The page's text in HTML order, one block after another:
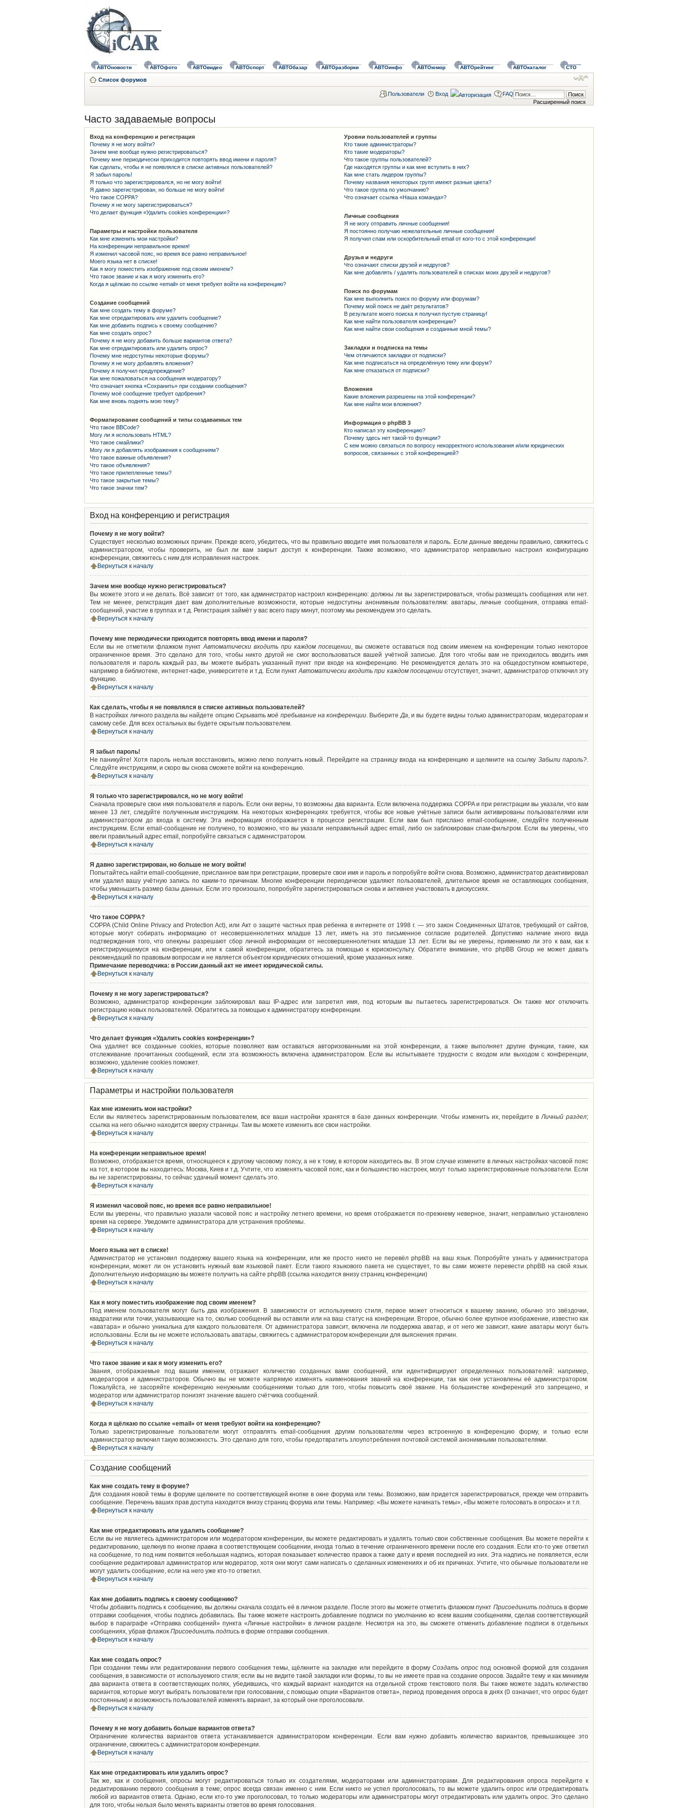
АВТОновости АВТОфото АВТОвидео АВТОспорт АВТОбазар АВТОразборки АВТОинфо АВТОюмор АВТОрейтинг АВТОкаталог СТО
Список форумов
Расширенный поиск
Пользователи Вход FAQ
Часто задаваемые вопросы
Вход на конференцию и регистрация
Почему я не могу войти?
Зачем мне вообще нужно регистрироваться?
Почему мне периодически приходится повторять ввод имени и пароля?
Как сделать, чтобы я не появлялся в списке активных пользователей?
Я забыл пароль!
Я только что зарегистрировался, но не могу войти!
Я давно зарегистрирован, но больше не могу войти!
Что такое COPPA?
Почему я не могу зарегистрироваться?
Что делает функция «Удалить cookies конференции»?
Параметры и настройки пользователя
Как мне изменить мои настройки?
На конференции неправильное время!
Я изменил часовой пояс, но время все равно неправильное!
Моего языка нет в списке!
Как я могу поместить изображение под своим именем?
Что такое звание и как я могу изменить его?
Когда я щёлкаю по ссылке «email» от меня требуют войти на конференцию?
Создание сообщений
Как мне создать тему в форуме?
Как мне отредактировать или удалить сообщение?
Как мне добавить подпись к своему сообщению?
Как мне создать опрос?
Почему я не могу добавить больше вариантов ответа?
Как мне отредактировать или удалить опрос?
Почему мне недоступны некоторые форумы?
Почему я не могу добавлять вложения?
Почему я получил предупреждение?
Как мне пожаловаться на сообщения модератору?
Что означает кнопка «Сохранить» при создании сообщения?
Почему моё сообщение требует одобрения?
Как мне вновь поднять мою тему?
Форматирование сообщений и типы создаваемых тем
Что такое BBCode?
Могу ли я использовать HTML?
Что такое смайлики?
Могу ли я добавлять изображения к сообщениям?
Что такое важные объявления?
Что такое объявления?
Что такое прилепленные темы?
Что такое закрытые темы?
Что такое значки тем?
Уровни пользователей и группы
Кто такие администраторы?
Кто такие модераторы?
Что такое группы пользователей?
Где находятся группы и как мне вступить в них?
Как мне стать лидером группы?
Почему названия некоторых групп имеют разные цвета?
Что такое группа по умолчанию?
Что означает ссылка «Наша команда»?
Личные сообщения
Я не могу отправить личные сообщения!
Я постоянно получаю нежелательные личные сообщения!
Я получил спам или оскорбительный email от кого-то с этой конференции!
Друзья и недруги
Что означают списки друзей и недругов?
Как мне добавлять / удалять пользователей в списках моих друзей и недругов?
Поиск по форумам
Как мне выполнить поиск по форуму или форумам?
Почему мой поиск не даёт результатов?
В результате моего поиска я получил пустую страницу!
Как мне найти пользователя конференции?
Как мне найти свои сообщения и созданные мной темы?
Закладки и подписка на темы
Чем отличаются закладки от подписки?
Как мне подписаться на определённую тему или форум?
Как мне отказаться от подписки?
Вложения
Какие вложения разрешены на этой конференции?
Как мне найти мои вложения?
Информация о phpBB 3
Кто написал эту конференцию?
Почему здесь нет такой-то функции?
С кем можно связаться по вопросу некорректного использования и/или юридических
вопросов, связанных с этой конференцией?
Вход на конференцию и регистрация
Почему я не могу войти?
Существует несколько возможных причин. Прежде всего, убедитесь, что вы правильно вводите имя пользователя и пароль. Если данные введены правильно, свяжитесь с
администратором, чтобы проверить, не был ли вам закрыт доступ к конференции. Также возможно, что администратор неправильно настроил конфигурацию
конференции, свяжитесь с ним для исправления настроек.
Вернуться к началу
Зачем мне вообще нужно регистрироваться?
Вы можете этого и не делать. Всё зависит от того, как администратор настроил конференцию: должны ли вы зарегистрироваться, чтобы размещать сообщения или нет.
Тем не менее, регистрация дает вам дополнительные возможности, которые недоступны анонимным пользователям: аватары, личные сообщения, отправка email-
сообщений, участие в группах и т.д. Регистрация займёт у вас всего пару минут, поэтому мы рекомендуем это сделать.
Вернуться к началу
Почему мне периодически приходится повторять ввод имени и пароля?
Если вы не отметили флажком пунктАвтоматически входить при каждом посещении, вы сможете оставаться под своим именем на конференции только некоторое
ограниченное время. Это сделано для того, чтобы никто другой не смог воспользоваться вашей учётной записью. Для того чтобы вам не приходилось вводить имя
пользователя и пароль каждый раз, вы можете выбрать указанный пункт при входе на конференцию. Не рекомендуется делать это на общедоступном компьютере,
например в библиотеке, интернет-кафе, университете и т.д. Если пунктАвтоматически входить при каждом посещенииотсутствует, значит, администратор отключил эту
функцию.
Вернуться к началу
Как сделать, чтобы я не появлялся в списке активных пользователей?
В настройках личного раздела вы найдете опцию Скрывать моё пребывание на конференции. ВыберитеДа, и вы будете видны только администраторам, модераторам и
самому себе. Для всех остальных вы будете скрытым пользователем.
Вернуться к началу
Я забыл пароль!
Не паникуйте! Хотя пароль нельзя восстановить, можно легко получить новый. Перейдите на страницу входа на конференцию и щелкните на ссылку Забыли пароль?.
Следуйте инструкциям, и скоро вы снова сможете войти на конференцию.
Вернуться к началу
Я только что зарегистрировался, но не могу войти!
Сначала проверьте свои имя пользователя и пароль. Если они верны, то возможны два варианта. Если включена поддержка COPPA и при регистрации вы указали, что вам
менее 13 лет, следуйте полученным инструкциям. На некоторых конференциях требуется, чтобы все новые учётные записи были активированы пользователями или
администратором до входа в систему. Эта информация отображается в процессе регистрации. Если вам был прислано email-сообщение, следуйте полученным
инструкциям. Если email-сообщение не получено, то возможно, что вы указали неправильный адрес email, либо он заблокирован спам-фильтром. Если вы уверены, что
ввели правильный адрес email, попробуйте связаться с администратором.
Вернуться к началу
Я давно зарегистрирован, но больше не могу войти!
Попытайтесь найти email-сообщение, присланное вам при регистрации, проверьте свои имя и пароль и попробуйте войти снова. Возможно, администратор деактивировал
или удалил вашу учётную запись по каким-то причинам. Многие конференции периодически удаляют пользователей, длительное время не оставляющих сообщения,
чтобы уменьшить размер базы данных. Если это произошло, попробуйте зарегистрироваться снова и активнее участвовать в дискуссиях.
Вернуться к началу
Что такое COPPA?
COPPA (Child Online Privacy and Protection Act), или Акт о защите частных прав ребенка в интернете от 1998 г. — это закон Соединенных Штатов, требующий от сайтов,
которые могут собирать информацию от несовершеннолетних младше 13 лет, иметь на это письменное согласие родителей. Допустимо наличие иного вида
подтверждения того, что опекуны разрешают сбор личной информации от несовершеннолетних младше 13 лет. Если вы не уверены, применимо ли это к вам, как к
регистрирующемуся на конференции, или к самой конференции, обратитесь за помощью к юрисконсульту. Обратите внимание, что phpBB Group не может давать
рекомендаций по правовым вопросам и не является объектом юридических отношений, кроме указанных ниже.
Примечание переводчика: в России данный акт не имеет юридической силы.
Вернуться к началу
Почему я не могу зарегистрироваться?
Возможно, администратор конференции заблокировал ваш IP-адрес или запретил имя, под которым вы пытаетесь зарегистрироваться. Он также мог отключить
регистрацию новых пользователей. Обратитесь за помощью к администратору конференции.
Вернуться к началу
Что делает функция «Удалить cookies конференции»?
Она удаляет все созданные cookies, которые позволяют вам оставаться авторизованными на этой конференции, а также выполняет другие функции, такие, как
отслеживание прочитанных сообщений, если эта возможность включена администратором. Если вы испытываете трудности с входом или выходом с конференции,
возможно, удаление cookies поможет.
Вернуться к началу
Параметры и настройки пользователя
Как мне изменить мои настройки?
Если вы являетесь зарегистрированным пользователем, все ваши настройки хранятся в базе данных конференции. Чтобы изменить их, перейдите вЛичный раздел;
ссылка на него обычно находится вверху страницы. Там вы можете изменить все свои настройки.
Вернуться к началу
На конференции неправильное время!
Возможно, отображается время, относящееся к другому часовому поясу, а не к тому, в котором находитесь вы. В этом случае измените в личных настройках часовой пояс
на тот, в котором вы находитесь: Москва, Киев и т.д. Учтите, что изменять часовой пояс, как и большинство настроек, могут только зарегистрированные пользователи. Если
вы не зарегистрированы, то сейчас удачный момент сделать это.
Вернуться к началу
Я изменил часовой пояс, но время все равно неправильное!
Если вы уверены, что правильно указали часовой пояс и настройку летнего времени, но время отображается по-прежнему неверное, значит, неправильно установлено
время на сервере. Уведомите администратора для устранения проблемы.
Вернуться к началу
Моего языка нет в списке!
Администратор не установил поддержку вашего языка на конференции, или же просто никто не перевёл phpBB на ваш язык. Попробуйте узнать у администратора
конференции, может ли он установить нужный вам языковой пакет. Если такого языкового пакета не существует, то вы сами можете перевести phpBB на свой язык.
Дополнительную информацию вы можете получить на сайте phpBB (ссылка находится внизу страниц конференции)
Вернуться к началу
Как я могу поместить изображение под своим именем?
Под именем пользователя могут быть два изображения. В зависимости от используемого стиля, первое может относиться к вашему званию, обычно это звёздочки,
квадратики или точки, указывающие на то, сколько сообщений вы оставили или на ваш статус на конференции. Второе, обычно более крупное изображение, известно как
«аватара» и обычно уникальна для каждого пользователя. От администратора зависит, включена ли поддержка аватар, и от него же зависит, какие аватары могут быть
использованы. Если вы не можете использовать аватары, свяжитесь с администратором конференции для выяснения причин.
Вернуться к началу
Что такое звание и как я могу изменить его?
Звания, отображаемые под вашим именем, отражают количество созданных вами сообщений, или идентифицируют определенных пользователей: например,
модераторов и администраторов. Обычно вы не можете напрямую изменять наименования званий на конференции, так как они установлены её администратором.
Пожалуйста, не засоряйте конференцию ненужными сообщениями только для того, чтобы повысить своё звание. На большинстве конференций это запрещено, и
модератор или администратор понизят значение вашего счётчика сообщений.
Вернуться к началу
Когда я щёлкаю по ссылке «email» от меня требуют войти на конференцию?
Только зарегистрированные пользователи могут отправлять email-сообщения другим пользователям через встроенную в конференцию форму, и только если
администратор включил такую возможность. Это сделано для того, чтобы предотвратить злоупотребления почтовой системой анонимными пользователями.
Вернуться к началу
Создание сообщений
Как мне создать тему в форуме?
Для создания новой темы в форуме щелкните по соответствующей кнопке в окне форума или темы. Возможно, вам придется зарегистрироваться, прежде чем отправить
сообщение. Перечень ваших прав доступа находится внизу страниц форума или темы. Например: «Вы можете начинать темы», «Вы можете голосовать в опросах» и т.п.
Вернуться к началу
Как мне отредактировать или удалить сообщение?
Если вы не являетесь администратором или модератором конференции, вы можете редактировать и удалять только свои собственные сообщения. Вы можете перейти к
редактированию, щелкнув по кнопкеправка в соответствующем сообщении, иногда только в течение ограниченного времени после его создания. Если кто-то уже ответил
на сообщение, то под ним появится небольшая надпись, которая показывает количество правок а также дату и время последней из них. Эта надпись не появляется, если
сообщение редактировал администратор или модератор, хотя они могут сами написать о сделанных изменениях и об их причинах. Учтите, что обычные пользователи не
могут удалить сообщение, если на него уже кто-то ответил.
Вернуться к началу
Как мне добавить подпись к своему сообщению?
Чтобы добавить подпись к сообщению, вы должны сначала создать её в личном разделе. После этого вы можете отметить флажком пункт Присоединить подписьв форме
отправки сообщения, чтобы подпись добавилась. Вы также можете настроить добавление подписи по умолчанию ко всем вашим сообщениям, сделав соответствующий
выбор в параграфе «Отправка сообщений» пункта «Личные настройки» в личном разделе. Несмотря на это, вы сможете отменить добавление подписи в отдельных
сообщениях, убрав флажок Присоединить подпись в форме отправки сообщения.
Вернуться к началу
Как мне создать опрос?
При создании темы или редактировании первого сообщения темы, щёлкните на закладке или перейдите в формуСоздать опроспод основной формой для создания
сообщения, в зависимости от используемого стиля; если вы не видите такой закладки или формы, то вы не имеете прав на создание опросов. Задайте тему и как минимум
два варианта ответа в соответствующих полях, убедившись, что каждый вариант находится на отдельной строке текстового поля. Вы также можете задать количество
вариантов, которые могут выбрать пользователи при голосовании, с помощью опции «Вариантов ответа», период проведения опроса в днях (0 означает, что опрос будет
постоянным) и возможность пользователей изменять вариант, за который они проголосовали.
Вернуться к началу
Почему я не могу добавить больше вариантов ответа?
Ограничение количества вариантов ответа устанавливается администратором конференции. Если вам нужно добавить количество вариантов, превышающее это
ограничение, свяжитесь с администратором конференции.
Вернуться к началу
Как мне отредактировать или удалить опрос?
Так же, как и сообщения, опросы могут редактироваться только их создателями, модераторами или администраторами. Для редактирования опроса перейдите к
редактированию первого сообщения в теме; опрос всегда связан именно с ним. Если никто не успел проголосовать, то вы можете удалить опрос или отредактировать
любой из вариантов ответа. Однако, если кто-то уже проголосовал, то только модераторы или администраторы могут отредактировать или удалить опрос. Это сделано
для того, чтобы нельзя было менять варианты ответов во время голосования.